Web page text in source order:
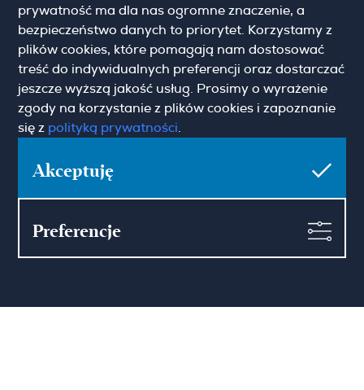
(+48) 12 426 51 26
krakow@hamiltonmay.com
Hamilton May Wrocław
prywatność ma dla nas ogromne znaczenie, a
bezpieczeństwo danych to priorytet. Korzystamy z
plików cookies, które pomagają nam dostosować
treść do indywidualnych preferencji oraz dostarczać
jeszcze wyższą jakość usług. Prosimy o wyrażenie
zgody na korzystanie z plików cookies i zapoznanie
się z polityką prywatności
Akceptuję
Preferencje